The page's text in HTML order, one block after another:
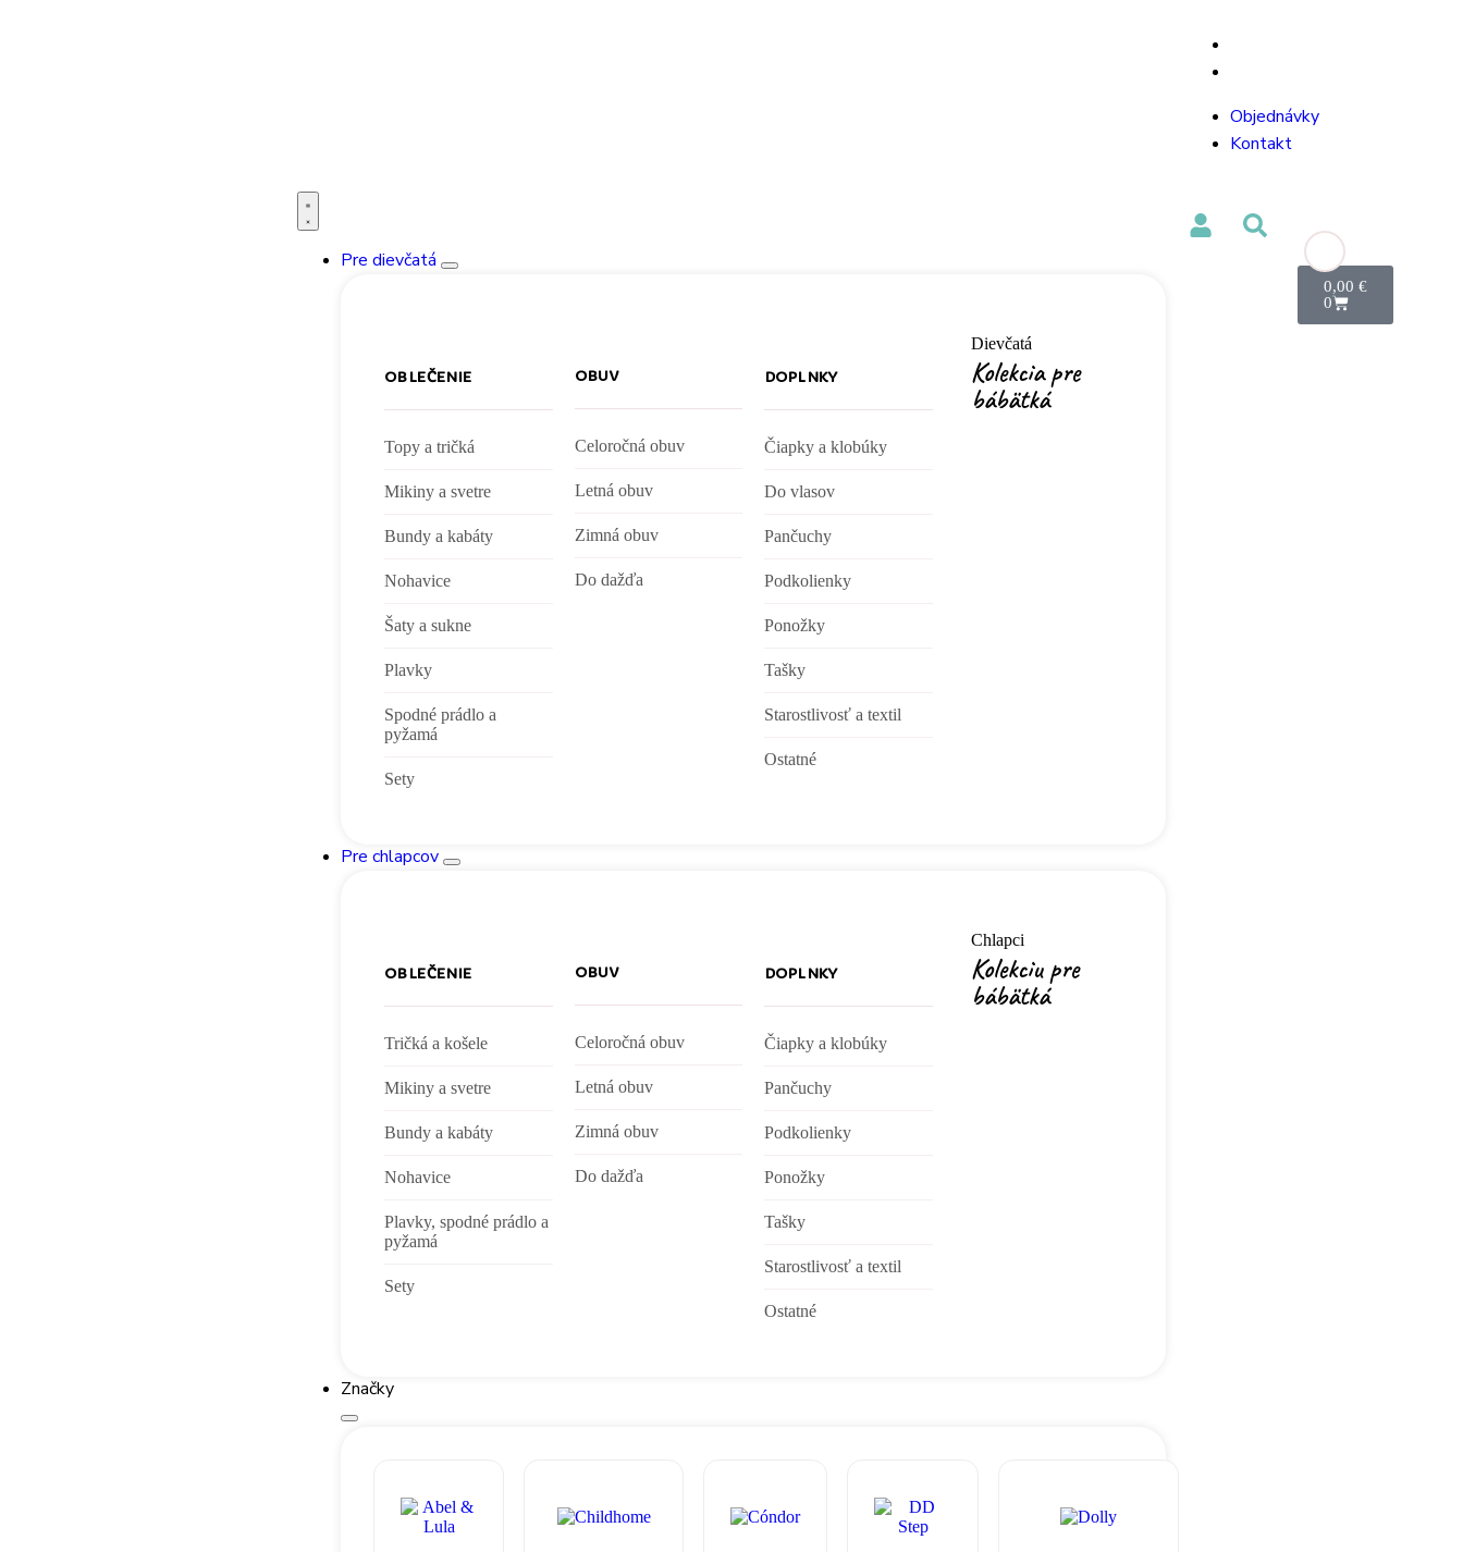
Objednávky
Kontakt
Pre dievčatá
OBLEČENIE
Topy a tričká
Mikiny a svetre
Bundy a kabáty
Nohavice
Šaty a sukne
Plavky
Spodné prádlo a
pyžamá
Sety
OBUV
Celoročná obuv
Letná obuv
Zimná obuv
Do dažďa
DOPLNKY
Čiapky a klobúky
Do vlasov
Pančuchy
Podkolienky
Ponožky
Tašky
Starostlivosť a textil
Ostatné
Dievčatá
Kolekcia pre
bábätká
Pre chlapcov
OBLEČENIE
Tričká a košele
Mikiny a svetre
Bundy a kabáty
Nohavice
Plavky, spodné prádlo a
pyžamá
Sety
OBUV
Celoročná obuv
Letná obuv
Zimná obuv
Do dažďa
DOPLNKY
Čiapky a klobúky
Pančuchy
Podkolienky
Ponožky
Tašky
Starostlivosť a textil
Ostatné
Chlapci
Kolekciu pre
bábätká
Značky
0,00 €
0